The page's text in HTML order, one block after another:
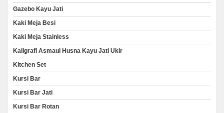
Gazebo Kayu Jati
Kaki Meja Besi
Kaki Meja Stainless
Kaligrafi Asmaul Husna Kayu Jati Ukir
Kitchen Set
Kursi Bar
Kursi Bar Jati
Kursi Bar Rotan